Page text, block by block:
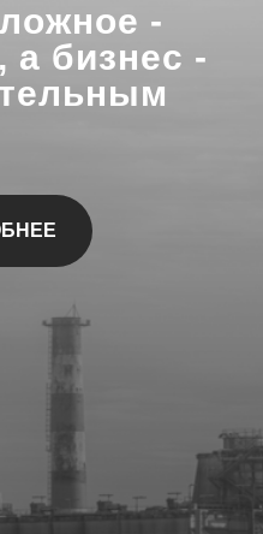
-
бизнес -